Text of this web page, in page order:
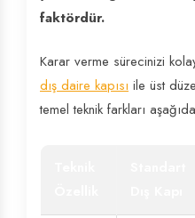
faktördür.
Karar verme sürecinizi
dış daire kapısı ile üst
temel teknik farkları